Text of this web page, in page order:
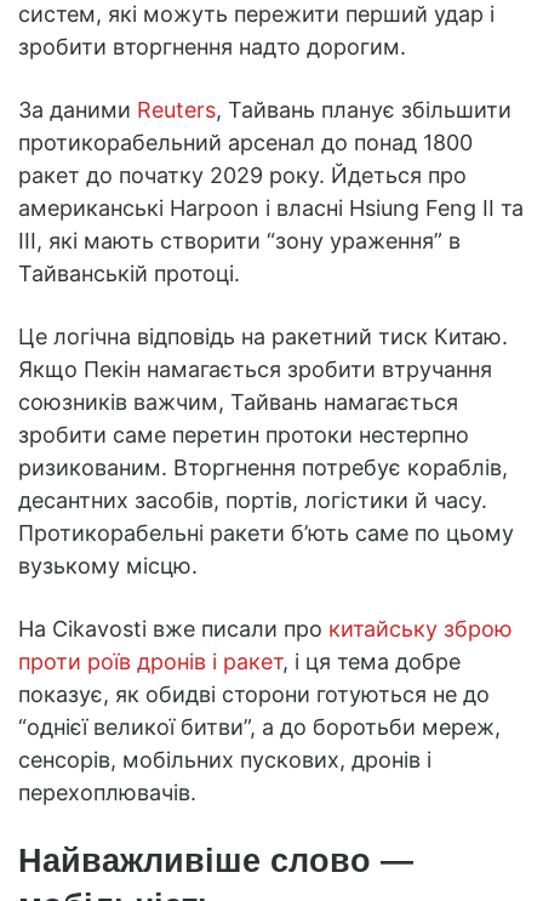
систем, які можуть пережити перший удар і
зробити вторгнення надто дорогим.
За даними Reuters, Тайвань планує збільшити
протикорабельний арсенал до понад 1800
ракет до початку 2029 року. Йдеться про
американські Harpoon і власні Hsiung Feng II та
III, які мають створити “зону ураження” в
Тайванській протоці.
Це логічна відповідь на ракетний тиск Китаю.
Якщо Пекін намагається зробити втручання
союзників важчим, Тайвань намагається
зробити саме перетин протоки нестерпно
ризикованим. Вторгнення потребує кораблів,
десантних засобів, портів, логістики й часу.
Протикорабельні ракети б’ють саме по цьому
вузькому місцю.
На Cikavosti вже писали про китайську зброю
проти роїв дронів і ракет, і ця тема добре
показує, як обидві сторони готуються не до
“однієї великої битви”, а до боротьби мереж,
сенсорів, мобільних пускових, дронів і
перехоплювачів.
Найважливіше слово —